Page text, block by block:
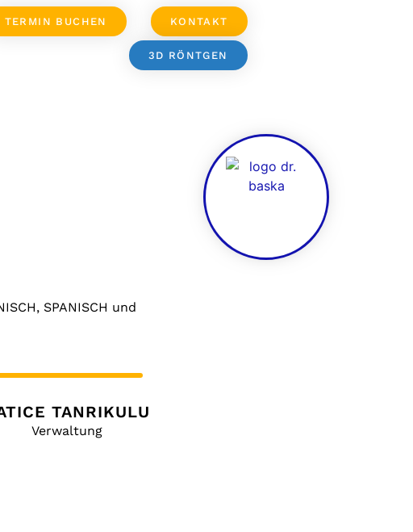
TERMIN BUCHEN KONTAKT
3D RÖNTGEN
SPANISCH und
TANRIKULU
Verwaltung